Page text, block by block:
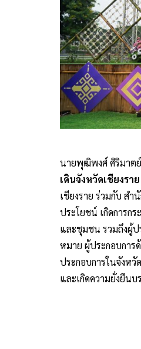
นายพุฒิพงศ์ ศิริมาตย์
เดินจังหวัดเชียงราย
เชียงราย ร่วมกับ สำ
ประโยชน์ เกิดการก
และชุมชน รวมถึงผู้ป
หมาย ผู้ประกอบการ
ประกอบการในจังหวั
และเกิดความยั่งยืน